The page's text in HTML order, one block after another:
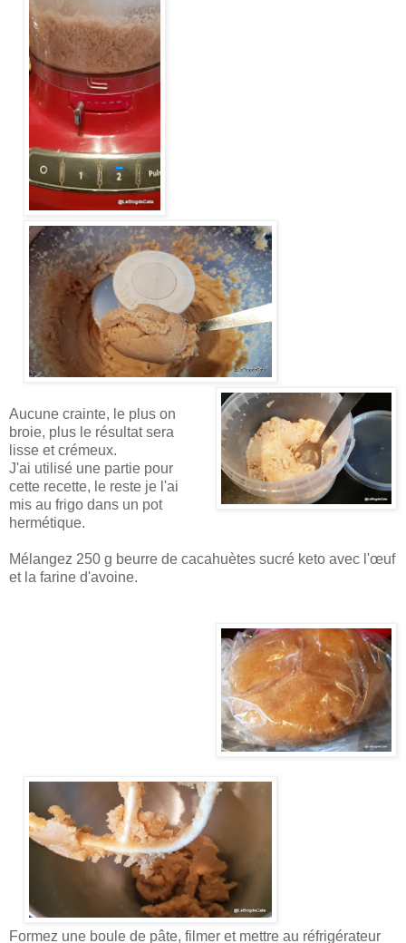
Aucune crainte, le plus on
broie, plus le résultat sera
lisse et crémeux.
J'ai utilisé une partie pour
cette recette, le reste je l'ai
mis au frigo dans un pot
hermétique.
Mélangez 250 g beurre de cacahuètes sucré keto avec l'œuf
et la farine d'avoine.
Formez une boule de pâte, filmer et mettre au réfrigérateur